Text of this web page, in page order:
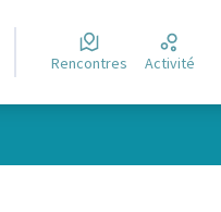
Rencontres Activité